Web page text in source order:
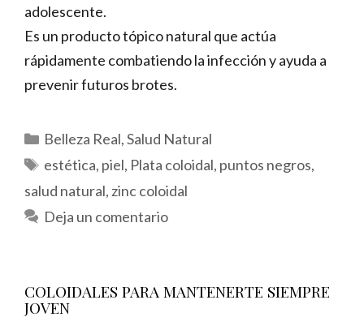
adolescente.
Es un producto tópico natural que actúa
rápidamente combatiendo la infección y ayuda a
prevenir futuros brotes.
Categorías
Belleza Real,Salud Natural
Etiquetas
estética, piel, Plata coloidal, puntos negros,
salud natural, zinc coloidal
Deja un comentario
COLOIDALES PARA MANTENERTE SIEMPRE
JOVEN